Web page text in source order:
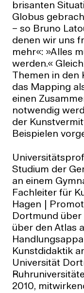
brisanten
Globus
– so Bruno
denen wir uns
mehr«: »Alles
werden.«
Themen in
das Mapping
einen
notwendig
der
Beispielen
Studium der
an einem
Fachleiter für
Hagen |
Dortmund über
über den Atlas
Kunstdidaktik
Universität
2010,